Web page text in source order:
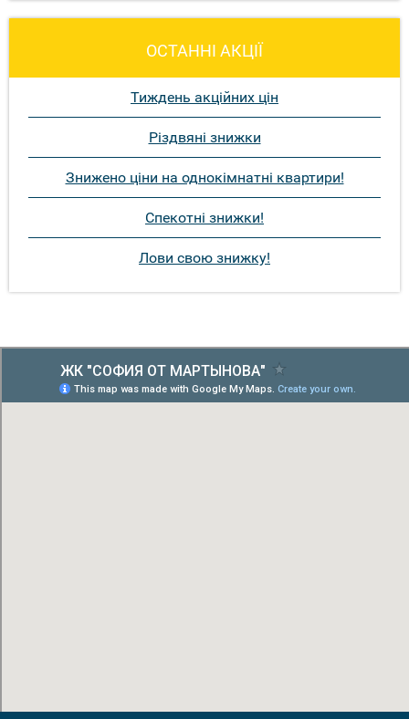
ОСТАННІ АКЦІЇ
Тиждень акційних цін
Різдвяні знижки
Знижено ціни на однокімнатні квартири!
Спекотні знижки!
Лови свою знижку!